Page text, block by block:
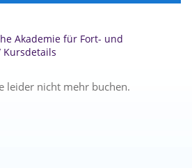
Akademie für Fort- und
Kursdetails
leider nicht mehr buchen.